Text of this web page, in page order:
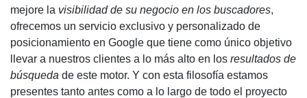
mejore la visibilidad de su negocio en los buscadores,
ofrecemos un servicio exclusivo y personalizado de
posicionamiento en Google que tiene como único objetivo
llevar a nuestros clientes a lo más alto en los resultados de
búsqueda de este motor. Y con esta filosofía estamos
presentes tanto antes como a lo largo de todo el proyecto